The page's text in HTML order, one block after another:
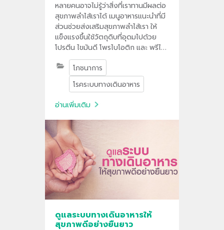
หลายคนอาจไม่รู้ว่าสิ่งที่เราทานมีผลต่อ
สุขภาพลำไส้เราได้ เมนูอาหารแนะนำที่มี
ส่วนช่วยส่งเสริมสุขภาพลำไส้เรา ให้
แข็งแรงขึ้นใช้วัตถุดิบที่อุดมไปด้วย
โปรตีน ไขมันดี โพรไบโอติก และ พรีไบ
โอติกมีส่วนช่วยปรับสมดุลลำไส้ ลด
การอักเสบ และช่วยทำให้ลำไส้เราแข็ง
แรงขึ้น
โภชนาการ
โรคระบบทางเดินอาหาร
อ่านเพิ่มเติม
ดูแลระบบทางเดินอาหารให้
สุขภาพดีอย่างยืนยาว